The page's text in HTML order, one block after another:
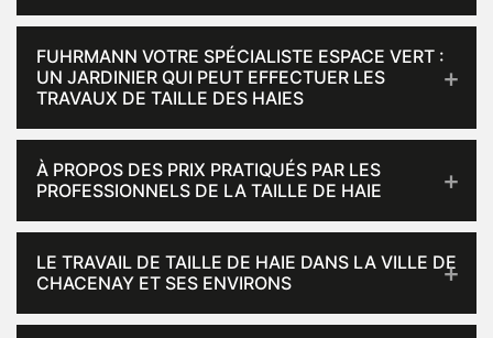
FUHRMANN VOTRE SPÉCIALISTE ESPACE VERT :
UN JARDINIER QUI PEUT EFFECTUER LES
TRAVAUX DE TAILLE DES HAIES
À PROPOS DES PRIX PRATIQUÉS PAR LES
PROFESSIONNELS DE LA TAILLE DE HAIE
LE TRAVAIL DE TAILLE DE HAIE DANS LA VILLE DE
CHACENAY ET SES ENVIRONS